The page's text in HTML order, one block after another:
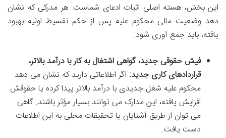
این بخش، هسته اصلی اثبات ادعای شماست. هر مدرکی که نشان
دهد وضعیت مالی محکوم علیه پس از حکم تقسیط اولیه بهبود
یافته، باید جمع آوری شود.
فیش حقوقی جدید، گواهی اشتغال به کار با درآمد بالاتر،
قراردادهای کاری جدید: اگر اطلاعاتی دارید که نشان می دهد
محکوم علیه شغل جدیدی با درآمد بالاتر پیدا کرده یا حقوقش
افزایش یافته، این مدارک می توانند بسیار مؤثر باشند. گاهی
می توان از طریق آشنایان یا تحقیقات محلی به این اطلاعات
دست یافت.